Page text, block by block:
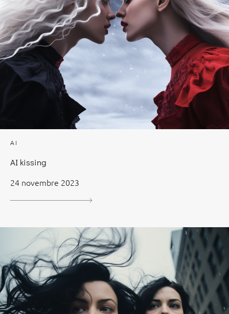
AI
AI kissing
24 novembre 2023